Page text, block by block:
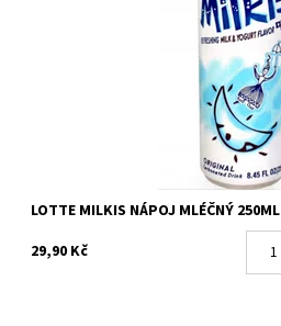
LOTTE MILKIS NÁPOJ MLÉČNÝ 250ML
29,90 Kč